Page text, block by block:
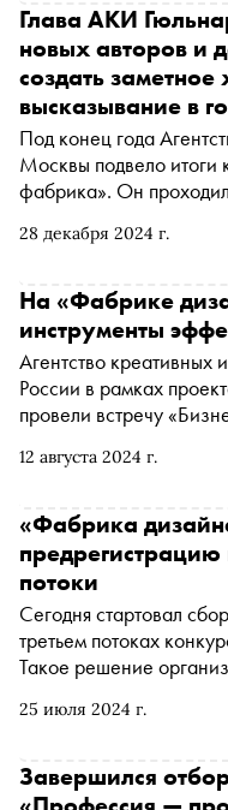
индустрий (АКИ)
28 декабря 2024 г.
Глава АКИ
новых авторов и
создать
высказывание в
Под конец года
Москвы подвело итоги
фабрика». Он
ряда площадок в трех
проектов.
рассказала «Снобу»,
какие нововведения
12 августа 2024 г.
На «Фабрике
инструменты
Агентство
России в рамках
провели встречу
российской экономике
Модератором
креативных
25 июля 2024 г.
«Фабрика
предрегистрацию
потоки
Сегодня стартовал
третьем потоках
Такое решение
Союз Дизайнеров
Завершился